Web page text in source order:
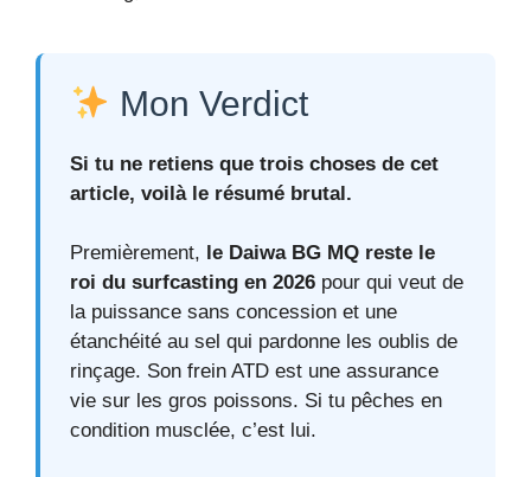
Mon Verdict
Si tu ne retiens que trois choses de cet
article, voilà le résumé brutal.
Premièrement, le Daiwa BG MQ reste le
roi du surfcasting en 2026 pour qui veut de
la puissance sans concession et une
étanchéité au sel qui pardonne les oublis de
rinçage. Son frein ATD est une assurance
vie sur les gros poissons. Si tu pêches en
condition musclée, c’est lui.